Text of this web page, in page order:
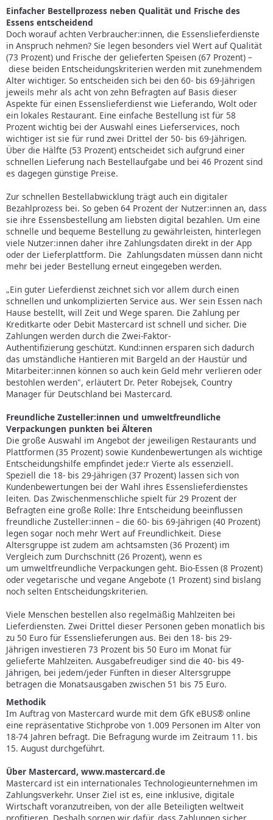
Einfacher Bestellprozess neben Qualität und Frische des
Essens entscheidend
Doch worauf achten Verbraucher:innen, die Essenslieferdienste
in Anspruch nehmen? Sie legen besonders viel Wert auf Qualität
(73 Prozent) und Frische der gelieferten Speisen (67 Prozent) –
diese beiden Entscheidungskriterien werden mit zunehmendem
Alter wichtiger. So entscheiden sich bei den 60- bis 69-Jährigen
jeweils mehr als acht von zehn Befragten auf Basis dieser
Aspekte für einen Essenslieferdienst wie Lieferando, Wolt oder
ein lokales Restaurant. Eine einfache Bestellung ist für 58
Prozent wichtig bei der Auswahl eines Lieferservices, noch
wichtiger ist sie für rund zwei Drittel der 50- bis 69-Jährigen.
Über die Hälfte (53 Prozent) entscheidet sich aufgrund einer
schnellen Lieferung nach Bestellaufgabe und bei 46 Prozent sind
es dagegen günstige Preise.
Zur schnellen Bestellabwicklung trägt auch ein digitaler
Bezahlprozess bei. So geben 64 Prozent der Nutzer:innen an, dass
sie ihre Essensbestellung am liebsten digital bezahlen. Um eine
schnelle und bequeme Bestellung zu gewährleisten, hinterlegen
viele Nutzer:innen daher ihre Zahlungsdaten direkt in der App
oder der Lieferplattform. Die Zahlungsdaten müssen dann nicht
mehr bei jeder Bestellung erneut eingegeben werden.
„Ein guter Lieferdienst zeichnet sich vor allem durch einen
schnellen und unkomplizierten Service aus. Wer sein Essen nach
Hause bestellt, will Zeit und Wege sparen. Die Zahlung per
Kreditkarte oder Debit Mastercard ist schnell und sicher. Die
Zahlungen werden durch die Zwei-Faktor-
Authentifizierung geschützt. Kund:innen ersparen sich dadurch
das umständliche Hantieren mit Bargeld an der Haustür und
Mitarbeiter:innen können so auch kein Geld mehr verlieren oder
bestohlen werden", erläutert Dr. Peter Robejsek, Country
Manager für Deutschland bei Mastercard.
Freundliche Zusteller:innen und umweltfreundliche
Verpackungen punkten bei Älteren
Die große Auswahl im Angebot der jeweiligen Restaurants und
Plattformen (35 Prozent) sowie Kundenbewertungen als wichtige
Entscheidungshilfe empfindet jede:r Vierte als essenziell.
Speziell die 18- bis 29-Jährigen (37 Prozent) lassen sich von
Kundenbewertungen bei der Wahl ihres Essenslieferdienstes
leiten. Das Zwischenmenschliche spielt für 29 Prozent der
Befragten eine große Rolle: Ihre Entscheidung beeinflussen
freundliche Zusteller:innen – die 60- bis 69-Jährigen (40 Prozent)
legen sogar noch mehr Wert auf Freundlichkeit. Diese
Altersgruppe ist zudem am achtsamsten (36 Prozent) im
Vergleich zum Durchschnitt (26 Prozent), wenn es
um umweltfreundliche Verpackungen geht. Bio-Essen (8 Prozent)
oder vegetarische und vegane Angebote (1 Prozent) sind bislang
noch selten Entscheidungskriterien.
Viele Menschen bestellen also regelmäßig Mahlzeiten bei
Lieferdiensten. Zwei Drittel dieser Personen geben monatlich bis
zu 50 Euro für Essenslieferungen aus. Bei den 18- bis 29-
Jährigen investieren 73 Prozent bis 50 Euro im Monat für
gelieferte Mahlzeiten. Ausgabefreudiger sind die 40- bis 49-
Jährigen, bei jedem/jeder Fünften in dieser Altersgruppe
betragen die Monatsausgaben zwischen 51 bis 75 Euro.
Methodik
Im Auftrag von Mastercard wurde mit dem GfK eBUS® online
eine repräsentative Stichprobe von 1.009 Personen im Alter von
18-74 Jahren befragt. Die Befragung wurde im Zeitraum 11. bis
15. August durchgeführt.
Über Mastercard, www.mastercard.de
Mastercard ist ein internationales Technologieunternehmen im
Zahlungsverkehr. Unser Ziel ist es, eine inklusive, digitale
Wirtschaft voranzutreiben, von der alle Beteiligten weltweit